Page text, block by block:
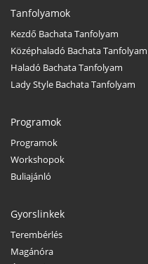
Tanfolyamok
Kezdő Bachata Tanfolyam
Középhaladó Bachata Tanfolyam
Haladó Bachata Tanfolyam
Lady Style Bachata Tanfolyam
Programok
Programok
Workshopok
Buliajánló
Gyorslinkek
Terembérlés
Magánóra